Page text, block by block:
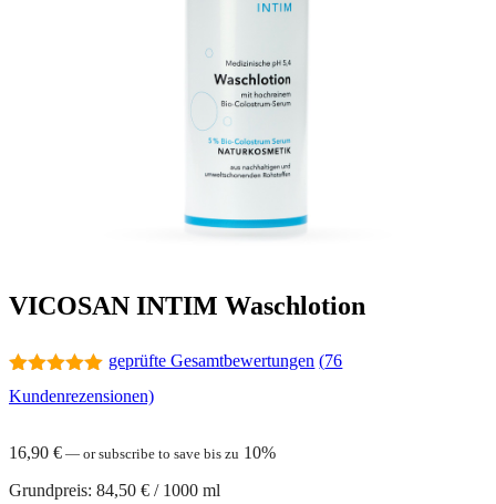
VICOSAN INTIM Waschlotion
4.95
out of
5
geprüfte Gesamtbewertungen (76
Kundenrezensionen)
16,90 € — or subscribe to save bis zu 10%
Grundpreis: 84,50 € / 1000 ml